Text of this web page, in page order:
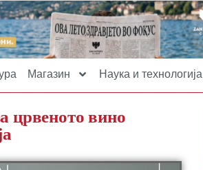
Магазин Наука и технологија
црвеното вино